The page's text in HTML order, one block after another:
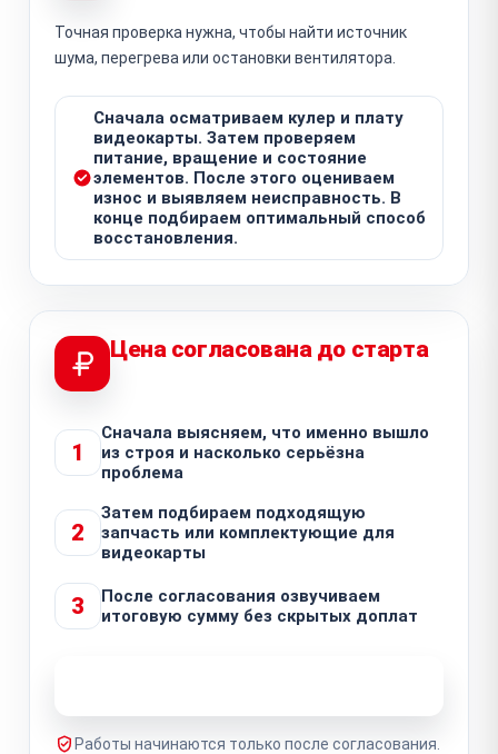
Точная проверка нужна, чтобы найти источник
шума, перегрева или остановки вентилятора.
Сначала осматриваем кулер и плату
видеокарты. Затем проверяем
питание, вращение и состояние
элементов. После этого оцениваем
износ и выявляем неисправность. В
конце подбираем оптимальный способ
восстановления.
Цена согласована до старта
1
Сначала выясняем, что именно вышло
из строя и насколько серьёзна
проблема
2
Затем подбираем подходящую
запчасть или комплектующие для
видеокарты
3
После согласования озвучиваем
итоговую сумму без скрытых доплат
Работы начинаются только после согласования.